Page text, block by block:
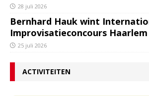
28 juli 2026
Bernhard Hauk wint
Improvisatieconcours Haarlem
25 juli 2026
ACTIVITEITEN